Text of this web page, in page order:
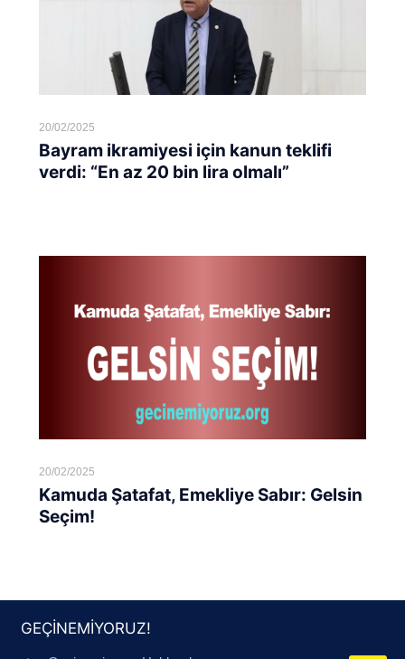
20/02/2025
Bayram ikramiyesi için kanun teklifi
verdi: “En az 20 bin lira olmalı”
20/02/2025
Kamuda Şatafat, Emekliye Sabır: Gelsin
Seçim!
GEÇİNEMİYORUZ!